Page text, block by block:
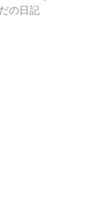
の日記